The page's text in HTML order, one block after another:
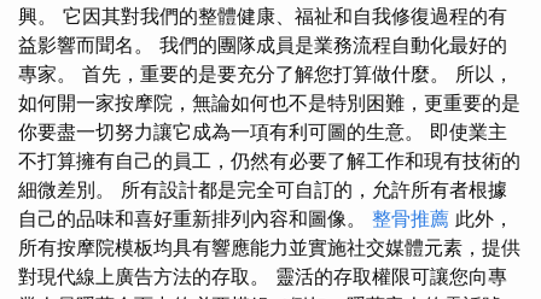
興。 它因其對我們的整體健康、福祉和自我修復過程的有
益影響而聞名。 我們的團隊成員是業務流程自動化最好的
專家。 首先，重要的是要充分了解您打算做什麼。 所以，
如何開一家按摩院，無論如何也不是特別困難，更重要的是
你要盡一切努力讓它成為一項有利可圖的生意。 即使業主
不打算擁有自己的員工，仍然有必要了解工作和現有技術的
細微差別。 所有設計都是完全可自訂的，允許所有者根據
自己的品味和喜好重新排列內容和圖像。 整骨推薦 此外，
所有按摩院模板均具有響應能力並實施社交媒體元素，提供
對現代線上廣告方法的存取。 靈活的存取權限可讓您向專